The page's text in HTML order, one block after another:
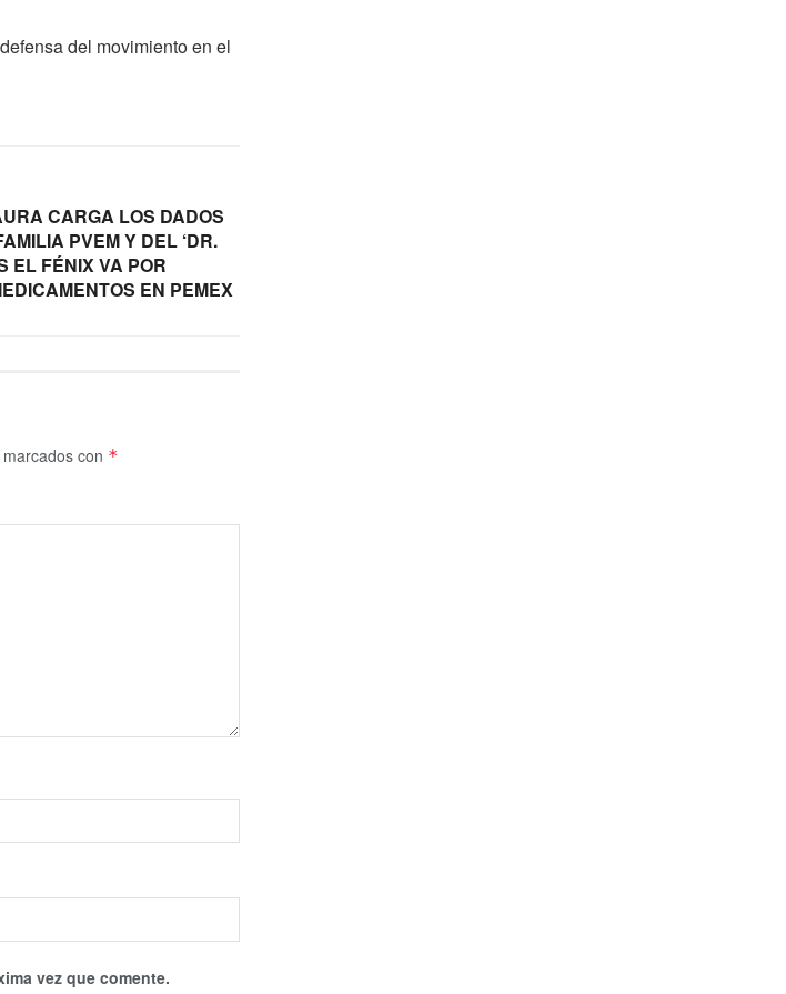
del movimiento en el
CARGA LOS DADOS
PVEM Y DEL ‘DR.
EL FÉNIX VA POR
EN PEMEX
con *
vez que comente.